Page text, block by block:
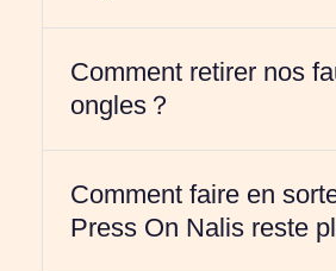
Comment retirer nos
ongles？
Comment faire en
Press On Nalis reste